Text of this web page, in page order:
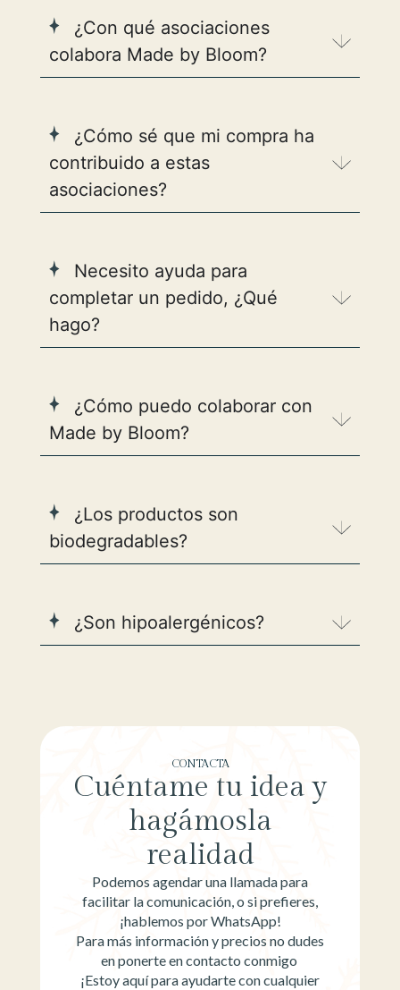
¿Con qué asociaciones
colabora Made by Bloom?
¿Cómo sé que mi compra ha
contribuido a estas
asociaciones?
Necesito ayuda para
completar un pedido, ¿Qué
hago?
¿Cómo puedo colaborar con
Made by Bloom?
¿Los productos son
biodegradables?
¿Son hipoalergénicos?
CONTACTA
Cuéntame tu idea y
hagámosla
realidad
Podemos agendar una llamada para
facilitar la comunicación, o si prefieres,
¡hablemos por WhatsApp!
Para más información y precios no dudes
en ponerte en contacto conmigo
¡Estoy aquí para ayudarte con cualquier